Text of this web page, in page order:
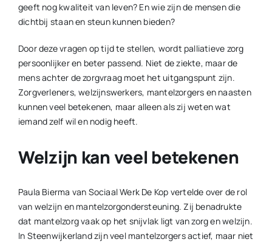
geeft nog kwaliteit van leven? En wie zijn de mensen die
dichtbij staan en steun kunnen bieden?
Door deze vragen op tijd te stellen, wordt palliatieve zorg
persoonlijker en beter passend. Niet de ziekte, maar de
mens achter de zorgvraag moet het uitgangspunt zijn.
Zorgverleners, welzijnswerkers, mantelzorgers en naasten
kunnen veel betekenen, maar alleen als zij weten wat
iemand zelf wil en nodig heeft.
Welzijn kan veel betekenen
Paula Bierma van Sociaal Werk De Kop vertelde over de rol
van welzijn en mantelzorgondersteuning. Zij benadrukte
dat mantelzorg vaak op het snijvlak ligt van zorg en welzijn.
In Steenwijkerland zijn veel mantelzorgers actief, maar niet